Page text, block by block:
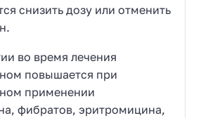
снизить дозу или отменить
во время лечения
повышается при
применении
фибратов, эритромицина,